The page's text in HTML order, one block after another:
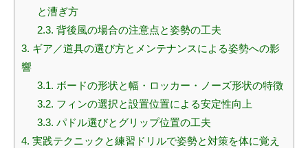
と漕ぎ方
2.3. 背後風の場合の注意点と姿勢の工夫
3. ギア／道具の選び方とメンテナンスによる姿勢への影
響
3.1. ボードの形状と幅・ロッカー・ノーズ形状の特徴
3.2. フィンの選択と設置位置による安定性向上
3.3. パドル選びとグリップ位置の工夫
4. 実践テクニックと練習ドリルで姿勢と対策を体に覚え